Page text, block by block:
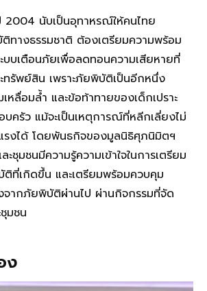
นับเป็นอุทาหรณ์ให้คนไทย
ทางธรรมชาติ ต้องเตรียมความพร้อม
บบเตือนภัยเพื่อลดทอนความเสียหายที่
ทรัพย์สิน เพราะภัยพิบัติเป็นอีกหนึ่ง
หลื่อมล้ำ และข้อท้าทายของเด็กเปราะ
บครัว แม้จะเป็นเหตุการณ์ที่หลีกเลี่ยงไม่
รงได้ โดยพันธกิจของมูลนิธิศุภนิมิตฯ
ะชุมชนมีความรู้ความเข้าใจในการเตรียม
ที่เกิดขึ้น และเตรียมพร้อมควบคุม
จากภัยพิบัติผ่านไป ผ่านกิจกรรมที่จัด
มชน
ง